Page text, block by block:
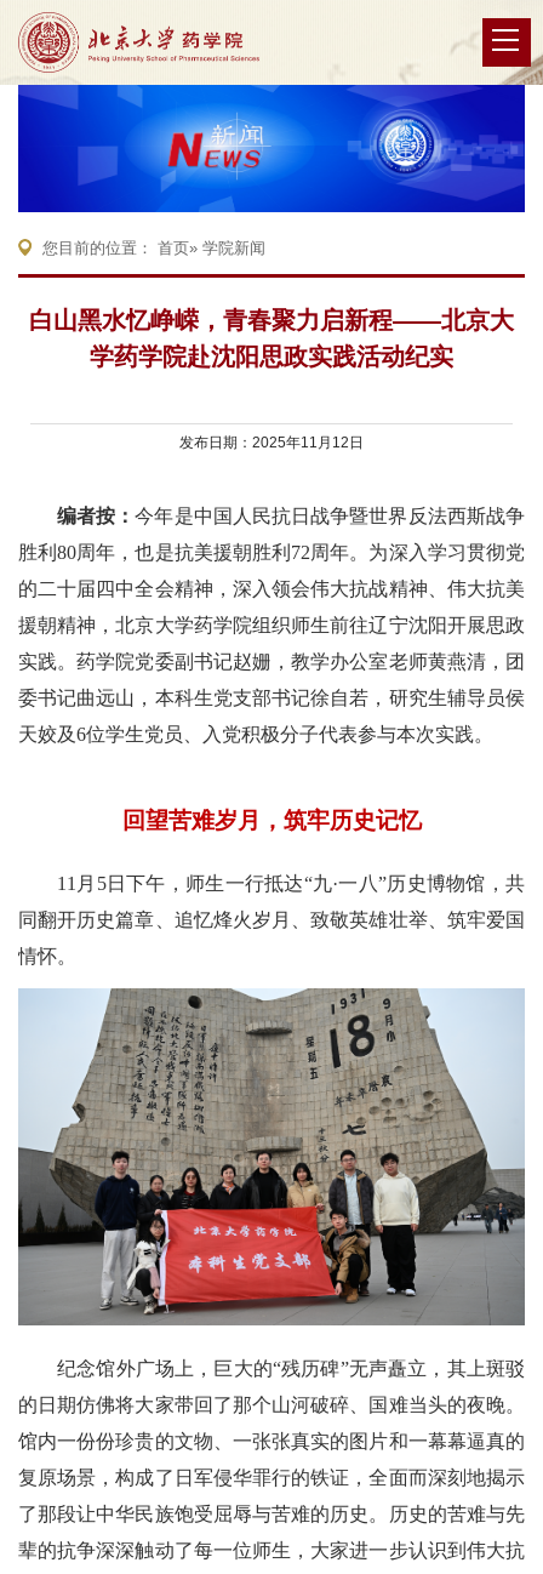
您目前的位置： 首页» 学院新闻
白山黑水忆峥嵘，青春聚力启新程——北京大
学药学院赴沈阳思政实践活动纪实
发布日期：2025年11月12日
编者按：今年是中国人民抗日战争暨世界反法西斯战争
胜利80周年，也是抗美援朝胜利 72周年。为深入学习贯彻党
的二十届四中全会精神，深入领会伟大抗战精神、伟大抗美
援朝精神，北京大学药学院组织师生前往辽宁沈阳开展思政
实践。药学院党委副书记赵姗，教学办公室老师黄燕清，团
委书记曲远山，本科生党支部书记徐自若，研究生辅导员侯
天姣及6位学生党员、入党积极分子代表参与本次实践。
回望苦难岁月，筑牢历史记忆
11 月 5日下午，师生一行抵达“九·一八”历史博物馆 ，共
同翻开历史篇章、追忆烽火岁月、致敬英雄壮举、筑牢爱国
情怀。
纪念馆外广场上， 巨大的“残历碑”无声矗立，其上斑驳
的日期仿佛将大家带回了那个山河破碎、国难当头的夜晚。
馆内一份份珍贵的文物、一张张真实的图片和一幕幕逼真的
复原场景，构成了日军侵华罪行的铁证，全面而深刻地揭示
了那段让中华民族饱受屈辱与苦难的历史。历史的苦难与先
辈的抗争深深触动了每一位师生 ，大家进一步认识到 伟大抗